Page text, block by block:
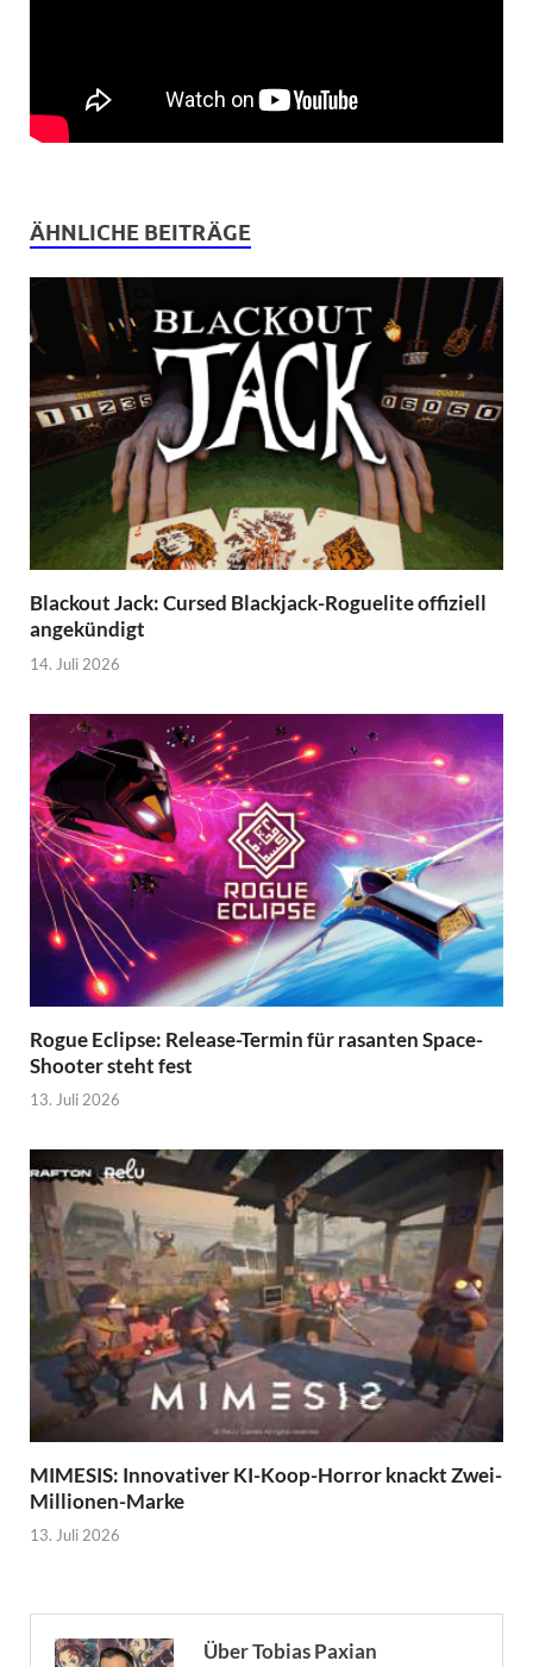
ÄHNLICHE BEITRÄGE
Blackout Jack: Cursed Blackjack-Roguelite offiziell
angekündigt
14. Juli 2026
Rogue Eclipse: Release-Termin für rasanten Space-
Shooter steht fest
13. Juli 2026
MIMESIS: Innovativer KI-Koop-Horror knackt Zwei-
Millionen-Marke
13. Juli 2026
Über Tobias Paxian